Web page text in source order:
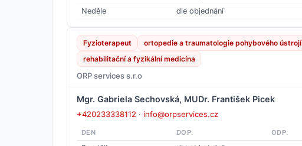
Neděle
dle objednání
Fyzioterapeut
ortopedie a traumatologie pohybového ústrojí
rehabilitační a fyzikální medicína
ORP services s.r.o
Mgr. Gabriela Sechovská, MUDr. František Picek
+420233338112 · info@orpservices.cz
DEN DOP. ODP.